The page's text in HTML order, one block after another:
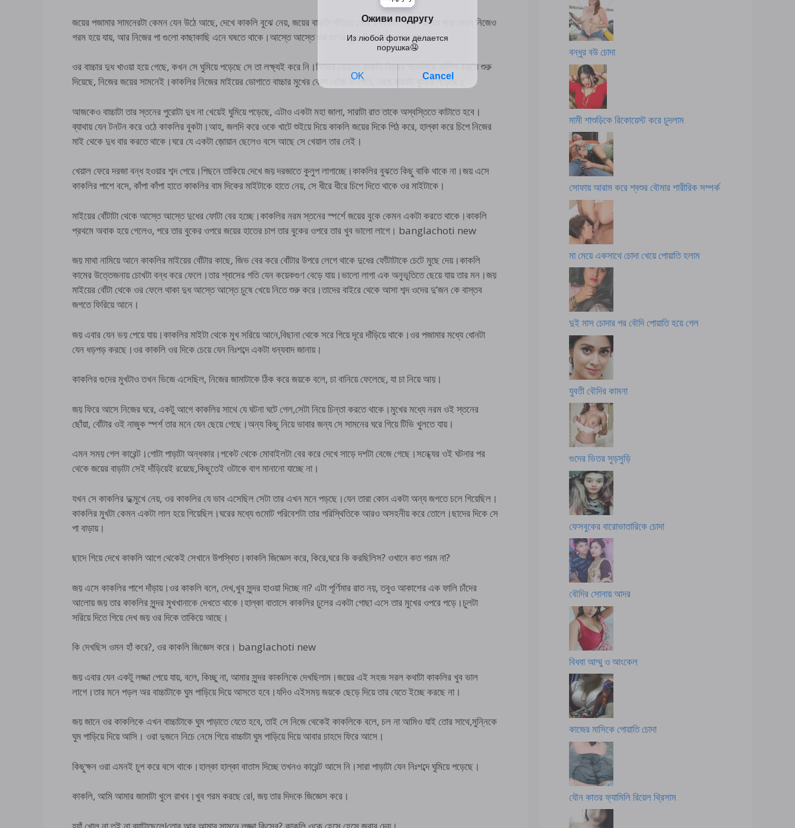
জয়ের পজামার সামনেরটা কেমন যেন উঠে আছে, দেখে কাকলি বুঝে নেয়, জয়ের বাড়াটা দাঁড়িয়ে গেছে।কাকলি নিজের জয়ের কথা ভেবে নিজেও
গরম হয়ে যায়, আর নিজের পা গুলো কাছাকাছি এনে ঘষতে থাকে।আস্তে আস্তে ওর গুদের মুখে ভিজে ভাব চলে আসে।
ওর বাচ্চার দুধ খাওয়া হয়ে গেছে, কখন সে ঘুমিয়ে পড়েছে সে তা লক্ষ্যই করে নি।নিজের খেয়ালে কাকলি নিজের স্তনটাকে মালিশ করতে শুরু
দিয়েছে, নিজের জয়ের সামনেই।কাকলির নিজের মাইয়ের ডোগাতে বাচ্চার মুখের কোন ছোঁয়া না পেয়ে, দেখে বাচ্চাটা ঘুমিয়ে পড়েছে।
আজকেও বাচ্চাটা তার স্তনের পুরোটা দুধ না খেয়েই ঘুমিয়ে পড়েছে, এটাও একটা মহা জালা, সারাটা রাত তাকে অস্বস্তিতে কাটাতে হবে।
ব্যাথায় যেন টনটন করে ওঠে কাকলির বুকটা।আহ, জলদি করে ওকে খাটে শুইয়ে দিয়ে কাকলি জয়ের দিকে পিঠ করে, হাল্কা করে চিপে নিজের
মাই থেকে দুধ বার করতে থাকে।ঘরে যে একটা জ়োয়ান ছেলেও বসে আছে সে খেয়াল তার নেই।
খেয়াল ফেরে দরজা বন্ধ হওয়ার শব্দ পেয়ে।পিছনে তাকিয়ে দেখে জয় দরজাতে কুলুপ লাগাচ্ছে।কাকলির বুঝতে কিছু বাকি থাকে না।জয় এসে
কাকলির পাশে বসে, কাঁপা কাঁপা হাতে কাকলির বাম দিকের মাইটাকে হাতে নেয়, সে ধীরে ধীরে চিপে দিতে থাকে ওর মাইটাকে।
মাইয়ের বোঁটাটা থেকে আস্তে আস্তে দুধের ফোটা বের হচ্ছে।কাকলির নরম স্তনের স্পর্শে জয়ের বুকে কেমন একটা করতে থাকে।কাকলি
প্রথমে অবাক হয়ে গেলেও, পরে তার বুকের ওপরে জয়ের হাতের চাপ তার বুকের ওপরে তার খুব ভালো লাগে। banglachoti new
জয় মাথা নামিয়ে আনে কাকলির মাইয়ের বোঁটার কাছে, জিভ বের করে বোঁটার উপরে লেগে থাকে দুধের ফোঁটাটাকে চেটে মুছে দেয়।কাকলি
কামের উত্তেজনায় চোখটা বন্ধ করে ফেলে।তার শ্বাসের গতি যেন কয়েকগুণ বেড়ে যায়।ভালো লাগা এক অনুভূতিতে ছেয়ে যায় তার মন।জয়
মাইয়ের বোঁটা থেকে ওর ফেলে থাকা দুধ আস্তে আস্তে চুষে খেয়ে নিতে শুরু করে।তাদের বাইরে থেকে আসা শব্দ ওদের দু’জন কে বাস্তব
জগতে ফিরিয়ে আনে।
জয় এবার যেন ভয় পেয়ে যায়।কাকলির মাইটা থেকে মুখ সরিয়ে আনে,বিছানা থেকে সরে গিয়ে দূরে দাঁড়িয়ে থাকে।ওর পজামার মধ্যে ধোনটা
যেন ধড়পড় করছে।ওর কাকলি ওর দিকে চেয়ে যেন নিঃশব্দে একটা ধন্যবাদ জানায়।
কাকলির গুদের মুখটাও তখন ভিজে এসেছিল, নিজের জামাটাকে ঠিক করে জয়কে বলে, চা বানিয়ে ফেলেছে, যা চা নিয়ে আয়।
জয় ফিরে আসে নিজের ঘরে, একটু আগে কাকলির সাথে যে ঘটনা ঘটে গেল,সেটা নিয়ে চিন্তা করতে থাকে।মুখের মধ্যে নরম ওই স্তনের
ছোঁয়া, বোঁটার ওই নাজুক স্পর্শ তার মনে যেন ছেয়ে গেছে।অন্য কিছু নিয়ে ভাবার জন্য সে সামনের ঘরে গিয়ে টিভি খুলতে যায়।
এমন সময় গেল কারেন্ট।গোটা পাড়াটা অন্ধকার।পকেট থেকে মোবাইলটা বের করে দেখে সাড়ে দশটা বেজে গেছে।সন্ধ্যের ওই ঘটনার পর
থেকে জয়ের বাড়াটা সেই দাঁড়িয়েই রয়েছে,কিছুতেই ওটাকে বাগ মানানো যাচ্ছে না।
যখন সে কাকলির দুধ্মুখে নেয়, ওর কাকলির যে ভাব এসেছিল সেটা তার এখন মনে পড়ছে।যেন তারা কোন একটা অন্য জগতে চলে গিয়েছিল।
কাকলির মুখটা কেমন একটা লাল হয়ে গিয়েছিল।ঘরের মধ্যে গুমোট পরিবেশটা তার পরিস্থিতিকে আরও অসহনীয় করে তোলে।ছাদের দিকে সে
পা বাড়ায়।
ছাদে গিয়ে দেখে কাকলি আগে থেকেই সেখানে উপস্থিত।কাকলি জিজ্ঞেস করে, কিরে,ঘরে কি করছিলিস? ওখানে কত গরম না?
জয় এসে কাকলির পাশে দাঁড়ায়।ওর কাকলি বলে, দেখ,খুব সুন্দর হাওয়া দিচ্ছে না? এটা পূর্ণিমার রাত নয়, তবুও আকাশের এক ফালি চাঁদের
আলোয় জয় তার কাকলির সুন্দর মুখখানাকে দেখতে থাকে।হাল্কা বাতাসে কাকলির চুলের একটা গোছা এসে তার মুখের ওপরে পড়ে।চুলটা
সরিয়ে দিতে গিয়ে দেখ জয় ওর দিকে তাকিয়ে আছে।
কি দেখছিস ওমন হাঁ করে?, ওর কাকলি জিজ্ঞেস করে। banglachoti new
জয় এবার যেন একটু লজ্জা পেয়ে যায়, বলে, কিচ্ছু না, আমার সুন্দর কাকলিকে দেখছিলাম।জয়ের এই সহজ সরল কথাটা কাকলির খুব ভাল
লাগে।তার মনে পড়ল অর বাচ্চাটাকে ঘুম পাড়িয়ে দিয়ে আসতে হবে।যদিও এইসময় জয়কে ছেড়ে দিয়ে তার যেতে ইচ্ছে করছে না।
জয় জানে ওর কাকলিকে এখন বাচ্চাটাকে ঘুম পাড়াতে যেতে হবে, তাই সে নিজে থেকেই কাকলিকে বলে, চল না আমিও যাই তোর সাথে,মুন্নিকে
ঘুম পাড়িয়ে দিয়ে আসি। ওরা দুজনে নিচে নেমে গিয়ে বাচ্চাটা ঘুম পাড়িয়ে দিয়ে আবার চাহদে ফিরে আসে।
কিছুক্ষন ওরা এমনই চুপ করে বসে থাকে।হাল্কা হাল্কা বাতাস দিচ্ছে তখনও কারেন্ট আসে নি।সারা পাড়াটা যেন নিঃশব্দে ঘুমিয়ে পড়েছে।
কাকলি, আমি আমার জামাটা খুলে রাখব।খুব গরম করছে রে!, জয় তার দিদকে জিজ্ঞেস করে।
বন্ধুর বউ চোদা
মামী শাশুড়িকে রিকোয়েস্ট করে চুদলাম
সোফায় আরাম করে শ্বশুর বৌমার শারীরিক সম্পর্ক
মা মেয়ে একসাথে চোদা খেয়ে পোয়াতি হলাম
দুই মাস চোদার পর বৌদি পোয়াতি হয়ে গেল
যুবতী বৌদির কামনা
গুদের ভিতর সুড়সুড়ি
ফেসবুকের বারোভাতারিকে চোদা
বৌদির সোনায় আদর
বিধবা আম্মু ও আংকেল
কাজের মাসিকে পোয়াতি চোদা
যৌন কাতর ফ্যামিলি রিয়েল থ্রিসাম